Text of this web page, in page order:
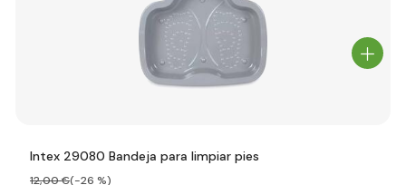
Intex 29080 Bandeja para limpiar pies
12,00 €(-26 %)